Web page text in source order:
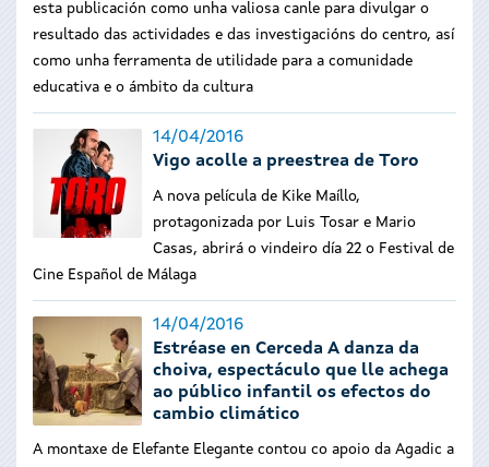
esta publicación como unha valiosa canle para divulgar o
resultado das actividades e das investigacións do centro, así
como unha ferramenta de utilidade para a comunidade
educativa e o ámbito da cultura
14/04/2016
Vigo acolle a preestrea de Toro
A nova película de Kike Maíllo,
protagonizada por Luis Tosar e Mario
Casas, abrirá o vindeiro día 22 o Festival de
Cine Español de Málaga
14/04/2016
Estréase en Cerceda A danza da
choiva, espectáculo que lle achega
ao público infantil os efectos do
cambio climático
A montaxe de Elefante Elegante contou co apoio da Agadic a